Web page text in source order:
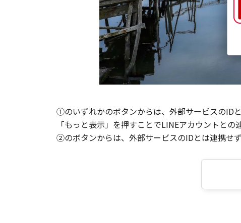
①のいずれかのボタンからは、外部サービスのID
「もっと表示」を押すことでLINEアカウントとの
②のボタンからは、外部サービスのIDとは連携せ